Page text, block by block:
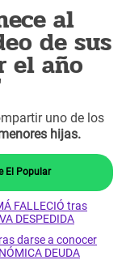
al
de sus
el año
uno de los
hijas.
El Popular
FALLECIÓ tras
DESPEDIDA
darse a conocer
DEUDA